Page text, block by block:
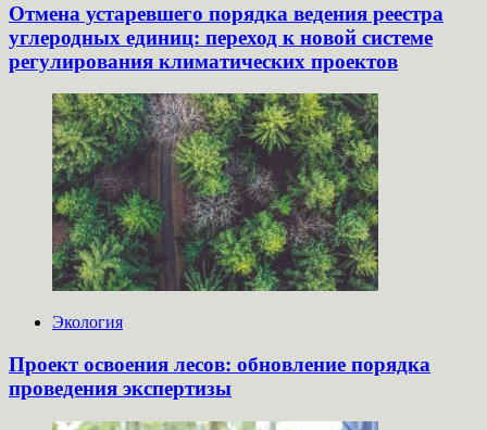
Отмена устаревшего порядка ведения реестра
углеродных единиц: переход к новой системе
регулирования климатических проектов
Экология
Проект освоения лесов: обновление порядка
проведения экспертизы